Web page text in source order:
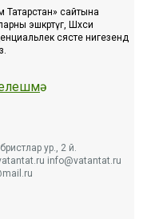
сайтына
эшкәртүгә, Шәхси
сәясәте нигезендә
ур., 2 й.
info@vatantat.ru